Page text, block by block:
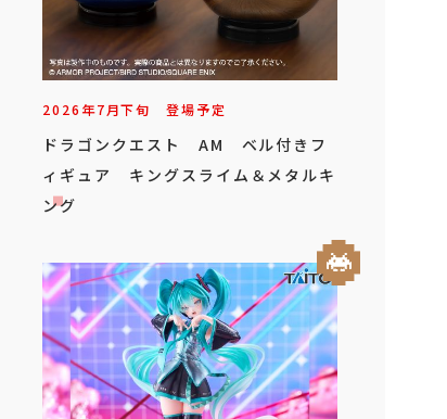
2026年7月下旬 登場予定
ドラゴンクエスト AM ベル付きフ
ィギュア キングスライム＆メタルキ
ング